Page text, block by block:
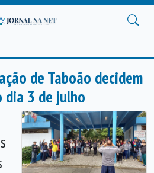
de Taboão decidem
3 de julho